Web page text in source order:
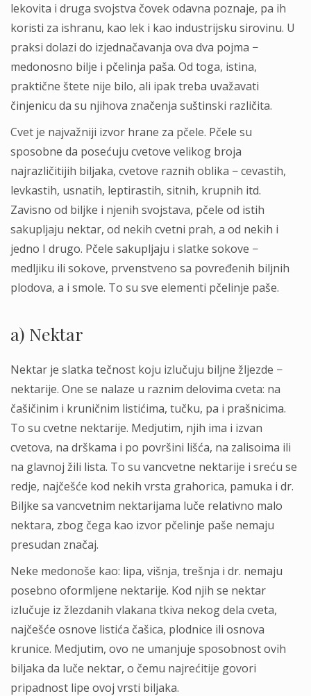
lekovita i druga svojstva čovek odavna poznaje, pa ih
koristi za ishranu, kao lek i kao industrijsku sirovinu. U
praksi dolazi do izjednačavanja ova dva pojma −
medonosno bilje i pčelinja paša. Od toga, istina,
praktične štete nije bilo, ali ipak treba uvažavati
činjenicu da su njihova značenja suštinski različita.
Cvet je najvažniji izvor hrane za pčele. Pčele su
sposobne da posećuju cvetove velikog broja
najrazličitijih biljaka, cvetove raznih oblika − cevastih,
levkastih, usnatih, leptirastih, sitnih, krupnih itd.
Zavisno od biljke i njenih svojstava, pčele od istih
sakupljaju nektar, od nekih cvetni prah, a od nekih i
jedno I drugo. Pčele sakupljaju i slatke sokove −
medljiku ili sokove, prvenstveno sa povređenih biljnih
plodova, a i smole. To su sve elementi pčelinje paše.
a) Nektar
Nektar je slatka tečnost koju izlučuju biljne žljezde −
nektarije. One se nalaze u raznim delovima cveta: na
čašičinim i kruničnim listićima, tučku, pa i prašnicima.
To su cvetne nektarije. Medjutim, njih ima i izvan
cvetova, na drškama i po površini lišća, na zalisoima ili
na glavnoj žili lista. To su vancvetne nektarije i sreću se
redje, najčešće kod nekih vrsta grahorica, pamuka i dr.
Biljke sa vancvetnim nektarijama luče relativno malo
nektara, zbog čega kao izvor pčelinje paše nemaju
presudan značaj.
Neke medonoše kao: lipa, višnja, trešnja i dr. nemaju
posebno oformljene nektarije. Kod njih se nektar
izlučuje iz žlezdanih vlakana tkiva nekog dela cveta,
najčešće osnove listića čašica, plodnice ili osnova
krunice. Medjutim, ovo ne umanjuje sposobnost ovih
biljaka da luče nektar, o čemu najrećitije govori
pripadnost lipe ovoj vrsti biljaka.